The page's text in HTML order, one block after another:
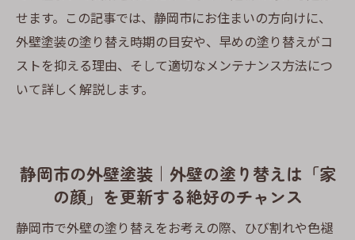
せます。この記事では、静岡市にお住まいの方向けに、
外壁塗装の塗り替え時期の目安や、早めの塗り替えがコ
ストを抑える理由、そして適切なメンテナンス方法につ
いて詳しく解説します。
静岡市の外壁塗装｜外壁の塗り替えは「家
の顔」を更新する絶好のチャンス
静岡市で外壁の塗り替えをお考えの際、ひび割れや色褪